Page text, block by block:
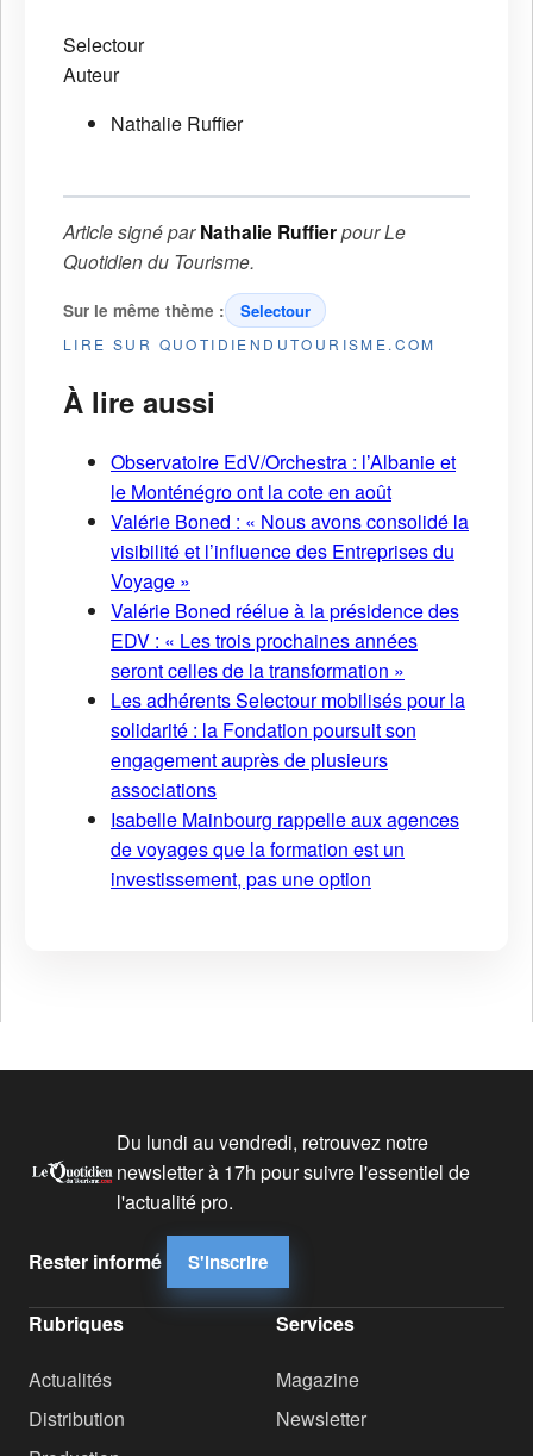
Selectour
Auteur
Nathalie Ruffier
Article signé parNathalie RuffierpourLe
Quotidien du Tourisme.
Sur le même thème : Selectour
LIRE SUR QUOTIDIENDUTOURISME.COM
À lire aussi
Observatoire EdV/Orchestra : l’Albanie et
le Monténégro ont la cote en août
Valérie Boned : « Nous avons consolidé la
visibilité et l’influence des Entreprises du
Voyage »
Valérie Boned réélue à la présidence des
EDV : « Les trois prochaines années
seront celles de la transformation »
Les adhérents Selectour mobilisés pour la
solidarité : la Fondation poursuit son
engagement auprès de plusieurs
associations
Isabelle Mainbourg rappelle aux agences
de voyages que la formation est un
investissement, pas une option
Du lundi au vendredi, retrouvez notre
newsletter à 17h pour suivre l'essentiel de
l'actualité pro.
Rester informé S'inscrire
Rubriques
Actualités
Distribution
Services
Magazine
Newsletter